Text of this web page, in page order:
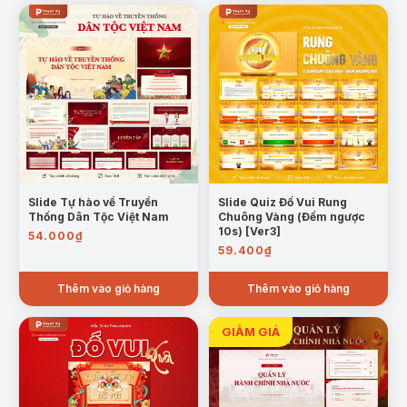
đại, nội dung linh hoạt và khả
năng tương tác cao, mẫu slide
góp phần nâng cao hiệu quả
truyền đạt kiến thức và tạo không
khí sôi động cho mọi chương trình
giáo dục.
được tối ưu để
người dùng dễ
dàng chỉnh sửa
(hình ảnh, chữ,
màu sắc,…) phù
hợp với nhu cầu
sử dụng.
Slide Tự hào về Truyền
Thống Dân Tộc Việt Nam
54.000₫
Thêm vào giỏ hàng
Slide Quiz Đố Vui Rung
Chuông Vàng (Đếm ngược
10s) [Ver3]
59.400₫
Thêm vào giỏ hàng